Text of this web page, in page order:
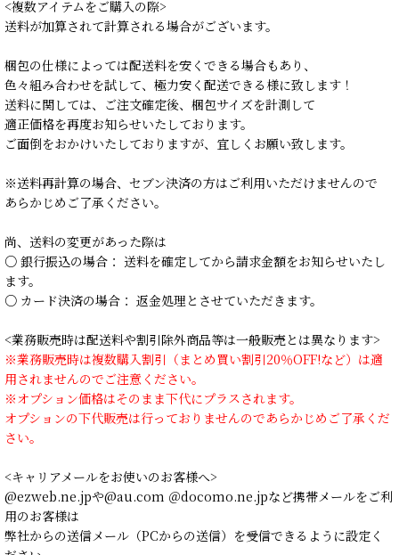
<複数アイテムをご購入の際>
送料が加算されて計算される場合がございます。
梱包の仕様によっては配送料を安くできる場合もあり、
色々組み合わせを試して、極力安く配送できる様に致します！
送料に関しては、ご注文確定後、梱包サイズを計測して
適正価格を再度お知らせいたしております。
ご面倒をおかけいたしておりますが、宜しくお願い致します。
※送料再計算の場合、セブン決済の方はご利用いただけませんので
あらかじめご了承ください。
尚、送料の変更があった際は
○ 銀行振込の場合： 送料を確定してから請求金額をお知らせいたし
ます。
○ カード決済の場合： 返金処理とさせていただきます。
<業務販売時は配送料や割引除外商品等は一般販売とは異なります>
※業務販売時は複数購入割引（まとめ買い割引20％OFF!など）は適
用されませんのでご注意ください。
※オプション価格はそのまま下代にプラスされます。
オプションの下代販売は行っておりませんのであらかじめご了承くだ
さい。
<キャリアメールをお使いのお客様へ>
@ezweb.ne.jpや@au.com ＠docomo.ne.jpなど携帯メールをご利
用のお客様は
弊社からの送信メール（PCからの送信）を受信できるように設定く